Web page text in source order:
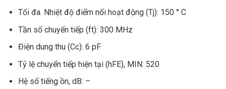
Tối đa. Nhiệt độ điểm nối hoạt động (Tj): 150 ° C
Tần số chuyển tiếp (ft): 300 MHz
Điện dung thu (Cc): 6 pF
Tỷ lệ chuyển tiếp hiện tại (hFE), MIN: 520
Hệ số tiếng ồn, dB: –